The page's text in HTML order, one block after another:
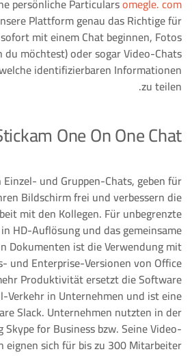
persönliche Particularsomegle. com
Plattform genau das Richtige für
mit einem Chat beginnen, Fotos
du möchtest) oder sogar Video-Chats
identifizierbaren Informationen
zu teilen.
One On One Chat
und Gruppen-Chats, geben für
Bildschirm frei und verbessern die
mit den Kollegen. Für unbegrenzte
HD-Auflösung und das gemeinsame
Dokumenten ist die Verwendung mit
und Enterprise-Versionen von Office
Produktivität ersetzt die Software
Verkehr in Unternehmen und ist eine
Slack. Unternehmen nutzten in der
for Business bzw. Seine Video-
sich für bis zu 300 Mitarbeiter.